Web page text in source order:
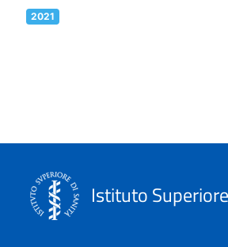
2021
Istituto